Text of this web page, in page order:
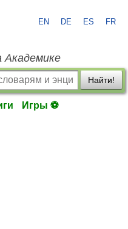
EN DE ES FR
Академике
Найти!
Игры ⚽